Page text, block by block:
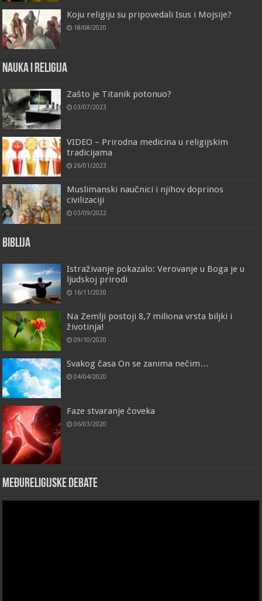
Koju religiju su pripovedali Isus i Mojsije?
18/08/2020
Nauka i religija
Zašto je Titanik potonuo?
03/07/2023
VIDEO – Prirodna medicina u religijskim
tradicijama
26/01/2023
Muslimanski naučnici i njihov doprinos
civilizaciji
03/09/2022
Biblija
Istraživanje pokazalo: Verovanje u Boga je u
ljudskoj prirodi
16/11/2020
Na Zemlji postoji 8,7 miliona vrsta biljki i
životinja!
09/10/2020
Svakog časa On se zanima nečim…
04/04/2020
Faze stvaranje čoveka
06/03/2020
Međureligijske debate